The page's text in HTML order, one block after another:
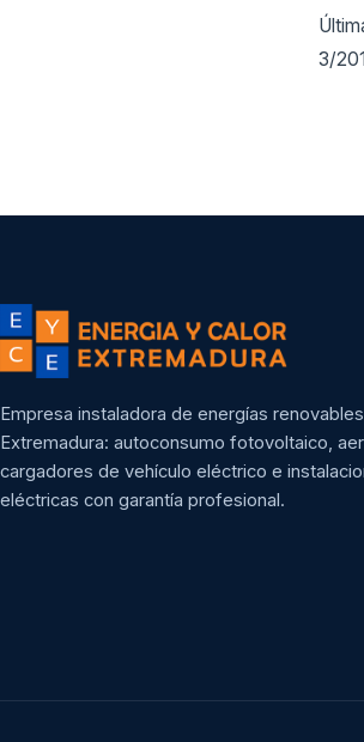
3/
Empresa instaladora de energías
Extremadura: autoconsumo fotovoltaico,
cargadores de vehículo eléctrico e
eléctricas con garantía profesional.